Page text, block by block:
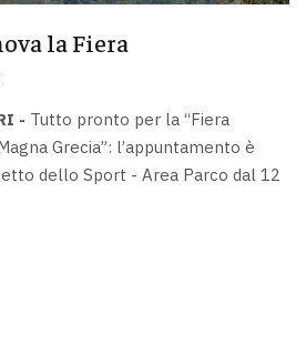
la Fiera
- Tutto pronto per la “Fiera
Grecia”: l’appuntamento è
dello Sport - Area Parco dal 12